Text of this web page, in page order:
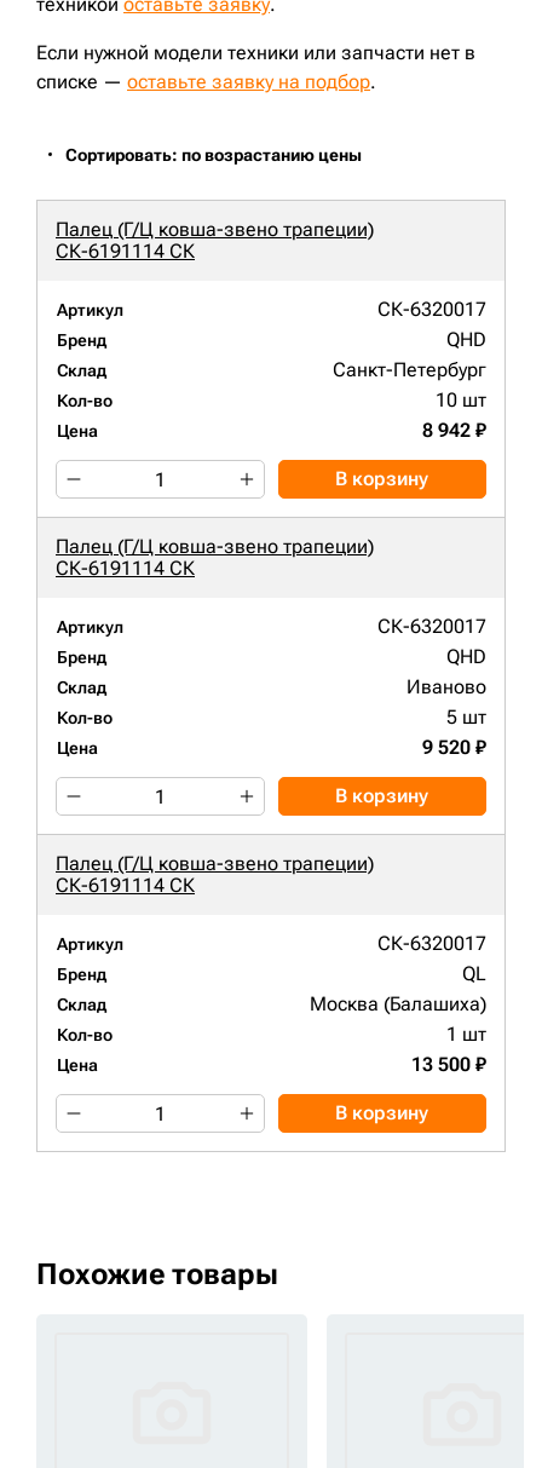
Если нужной модели техники или запчасти нет в
списке — оставьте заявку на подбор.
Сортировать: по возрастанию цены
Палец (Г/Ц ковша-звено трапеции)
СК-6191114 СК
Артикул СК-6320017
Бренд QHD
Склад Санкт-Петербург
Кол-во 10 шт
Цена 8 942 ₽
В корзину
Палец (Г/Ц ковша-звено трапеции)
СК-6191114 СК
Артикул СК-6320017
Бренд QHD
Склад Иваново
Кол-во 5 шт
Цена 9 520 ₽
В корзину
Палец (Г/Ц ковша-звено трапеции)
СК-6191114 СК
Артикул СК-6320017
Бренд QL
Склад Москва (Балашиха)
Кол-во 1 шт
Цена 13 500 ₽
В корзину
Похожие товары